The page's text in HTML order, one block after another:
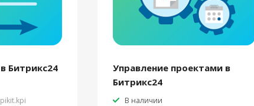
Битрикс24
Управление проектами в
Битрикс24
В наличии